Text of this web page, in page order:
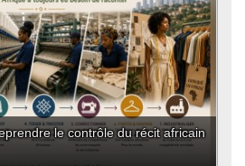
le contrôle du récit africain